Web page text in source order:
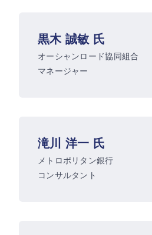
黒木 誠敏 氏
オーシャンロード協同組合
マネージャー
滝川 洋一 氏
メトロポリタン銀行
コンサルタント